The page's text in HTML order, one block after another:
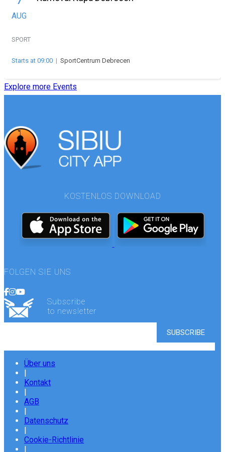
AUG
SPORT
Starts at 09:00 | SportCentrum Debrecen
Explore more Events
KOSTENLOS DOWNLOAD
FOLGEN SIE UNS
Subscribe
to newsletter
Über uns
|
Kontakt
|
AGB
|
Datenschutz
|
Cookie-Richtlinie
|